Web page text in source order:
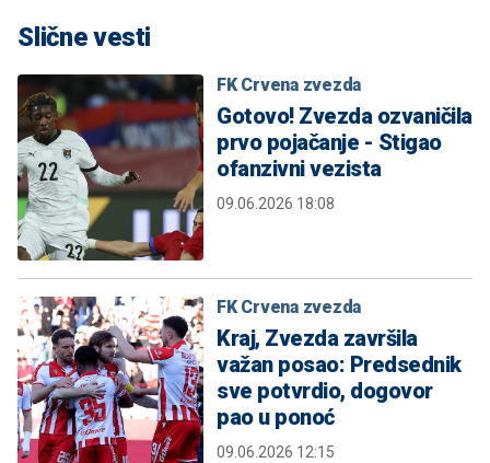
Slične vesti
FK Crvena zvezda
Gotovo! Zvezda ozvaničila
prvo pojačanje - Stigao
ofanzivni vezista
09.06.2026 18:08
FK Crvena zvezda
Kraj, Zvezda završila
važan posao: Predsednik
sve potvrdio, dogovor
pao u ponoć
09.06.2026 12:15